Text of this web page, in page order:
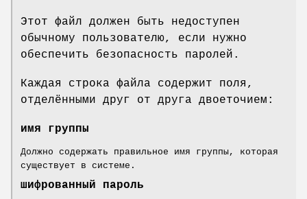
Этот файл должен быть недоступен
обычному пользователю, если нужно
обеспечить безопасность паролей.
Каждая строка файла содержит поля,
отделёнными друг от друга двоеточием:
имя группы
Должно содержать правильное имя группы, которая
существует в системе.
шифрованный пароль